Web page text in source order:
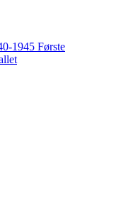
1945 Første